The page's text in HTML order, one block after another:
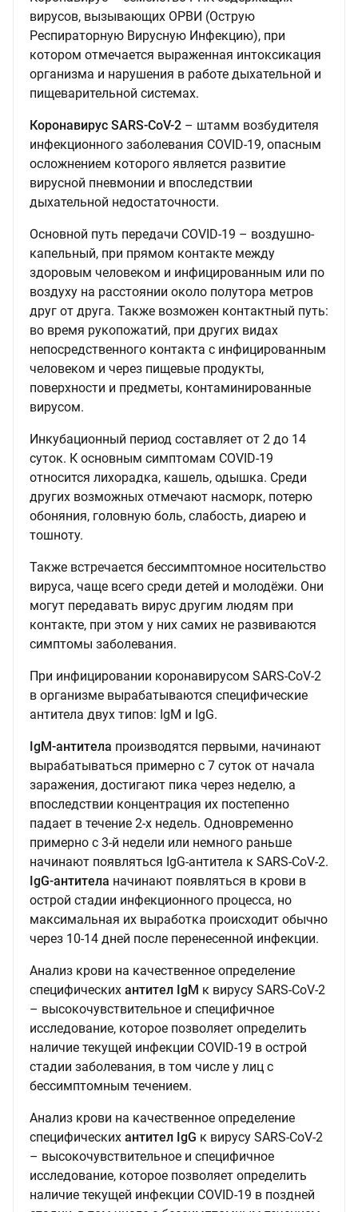
вирусов, вызывающих ОРВИ (Острую
Респираторную Вирусную Инфекцию), при
котором отмечается выраженная интоксикация
организма и нарушения в работе дыхательной и
пищеварительной системах.
Коронавирус SARS-CoV-2 – штамм возбудителя
инфекционного заболевания COVID-19, опасным
осложнением которого является развитие
вирусной пневмонии и впоследствии
дыхательной недостаточности.
Основной путь передачи COVID-19 – воздушно-
капельный, при прямом контакте между
здоровым человеком и инфицированным или по
воздуху на расстоянии около полутора метров
друг от друга. Также возможен контактный путь:
во время рукопожатий, при других видах
непосредственного контакта с инфицированным
человеком и через пищевые продукты,
поверхности и предметы, контаминированные
вирусом.
Инкубационный период составляет от 2 до 14
суток. К основным симптомам COVID-19
относится лихорадка, кашель, одышка. Среди
других возможных отмечают насморк, потерю
обоняния, головную боль, слабость, диарею и
тошноту.
Также встречается бессимптомное носительство
вируса, чаще всего среди детей и молодёжи. Они
могут передавать вирус другим людям при
контакте, при этом у них самих не развиваются
симптомы заболевания.
При инфицировании коронавирусом SARS-CoV-2
в организме вырабатываются специфические
антитела двух типов: IgM и IgG.
IgM-антитела производятся первыми, начинают
вырабатываться примерно с 7 суток от начала
заражения, достигают пика через неделю, а
впоследствии концентрация их постепенно
падает в течение 2-х недель. Одновременно
примерно с 3-й недели или немного раньше
начинают появляться IgG-антитела к SARS-CoV-2.
IgG-антитела начинают появляться в крови в
острой стадии инфекционного процесса, но
максимальная их выработка происходит обычно
через 10-14 дней после перенесенной инфекции.
Анализ крови на качественное определение
специфических антител IgМ к вирусу SARS-CoV-2
– высокочувствительное и специфичное
исследование, которое позволяет определить
наличие текущей инфекции COVID-19 в острой
стадии заболевания, в том числе у лиц с
бессимптомным течением.
Анализ крови на качественное определение
специфических антител IgG к вирусу SARS-CoV-2
– высокочувствительное и специфичное
исследование, которое позволяет определить
наличие текущей инфекции COVID-19 в поздней